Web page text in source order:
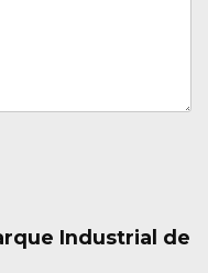
Industrial de